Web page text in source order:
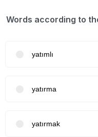
Words according to
yatımlı
yatırma
yatırmak